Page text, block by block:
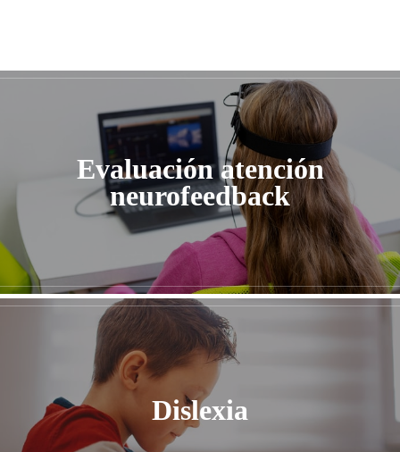
Evaluación atención
neurofeedback
Dislexia